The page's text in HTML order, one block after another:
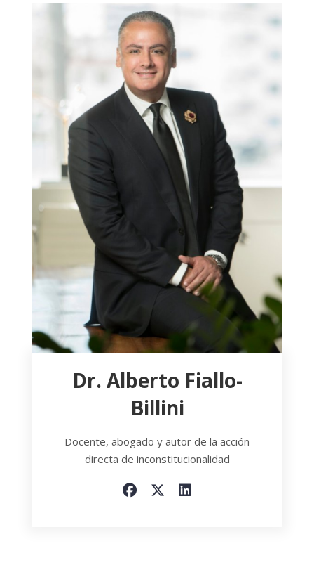
Dr. Alberto Fiallo-
Billini
Docente, abogado y autor de la acción
directa de inconstitucionalidad